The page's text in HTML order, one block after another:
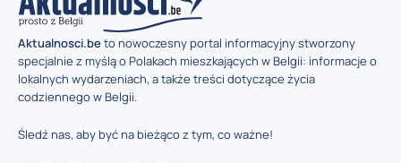
Aktualnosci.beto nowoczesny portal informacyjny stworzony
specjalnie z myślą o Polakach mieszkających w Belgii: informacje o
lokalnych wydarzeniach, a także treści dotyczące życia
codziennego w Belgii.
Śledź nas, aby być na bieżąco z tym, co ważne!